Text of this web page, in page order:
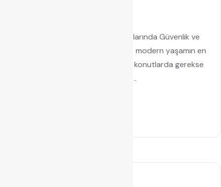
Metal Kablo Kanalı: Elektrik Tesisatlarında Güvenlik ve
Düzenin Anahtarı Elektrik altyapısı, modern yaşamın en
temel ihtiyaçlarından biridir. Gerek konutlarda gerekse
sanayi tesislerinde kullanılan enerji...